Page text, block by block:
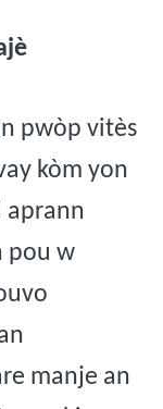
pwòp vitès
kòm yon
aprann
pou w
manje an